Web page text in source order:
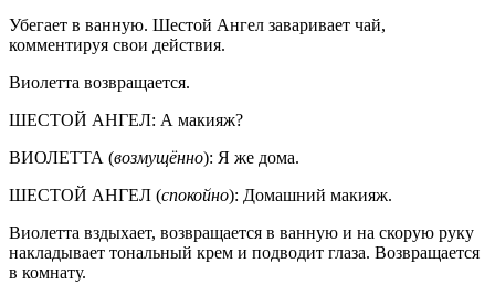
Убегает в ванную. Шестой Ангел заваривает чай,
комментируя свои действия.
Виолетта возвращается.
ШЕСТОЙ АНГЕЛ: А макияж?
ВИОЛЕТТА (возмущённо): Я же дома.
ШЕСТОЙ АНГЕЛ (спокойно): Домашний макияж.
Виолетта вздыхает, возвращается в ванную и на скорую руку
накладывает тональный крем и подводит глаза. Возвращается
в комнату.